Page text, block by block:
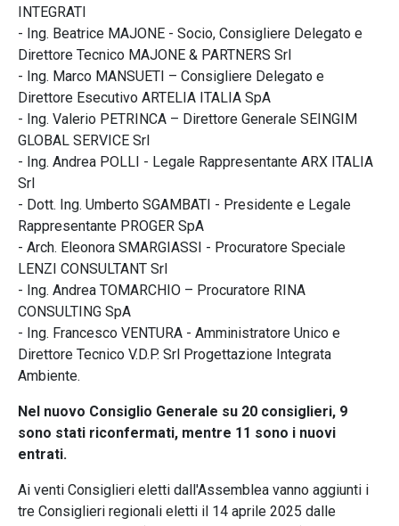
INTEGRATI
- Ing. Beatrice MAJONE - Socio, Consigliere Delegato e
Direttore Tecnico MAJONE & PARTNERS Srl
- Ing. Marco MANSUETI – Consigliere Delegato e
Direttore Esecutivo ARTELIA ITALIA SpA
- Ing. Valerio PETRINCA – Direttore Generale SEINGIM
GLOBAL SERVICE Srl
- Ing. Andrea POLLI - Legale Rappresentante ARX ITALIA
Srl
- Dott. Ing. Umberto SGAMBATI - Presidente e Legale
Rappresentante PROGER SpA
- Arch. Eleonora SMARGIASSI - Procuratore Speciale
LENZI CONSULTANT Srl
- Ing. Andrea TOMARCHIO – Procuratore RINA
CONSULTING SpA
- Ing. Francesco VENTURA - Amministratore Unico e
Direttore Tecnico V.D.P. Srl Progettazione Integrata
Ambiente.
Nel nuovo Consiglio Generale su 20 consiglieri, 9
sono stati riconfermati, mentre 11 sono i nuovi
entrati.
Ai venti Consiglieri eletti dall'Assemblea vanno aggiunti i
tre Consiglieri regionali eletti il 14 aprile 2025 dalle